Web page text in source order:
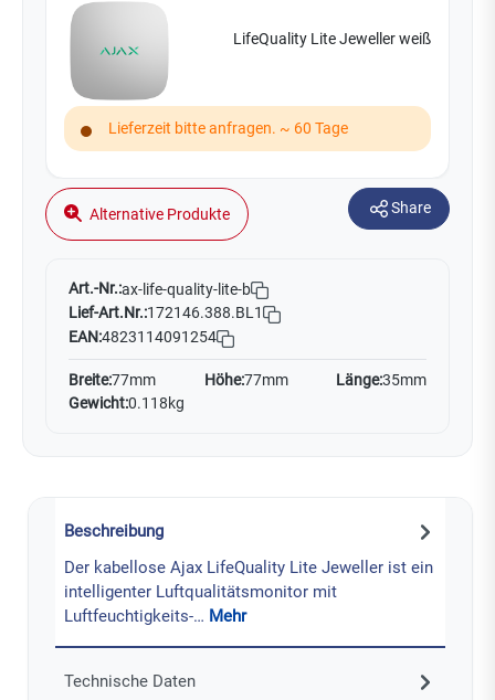
LifeQuality Lite Jeweller weiß
Lieferzeit bitte anfragen. ~ 60 Tage
Alternative Produkte Share
Art.-Nr.:ax-life-quality-lite-b
Lief-Art.Nr.:172146.388.BL1
EAN:4823114091254
Breite:77mm Höhe:77mm Länge:35mm
Gewicht:0.118kg
Beschreibung
Der kabellose Ajax LifeQuality Lite Jeweller ist ein
intelligenter Luftqualitätsmonitor mit
Luftfeuchtigkeits-… Mehr
Technische Daten